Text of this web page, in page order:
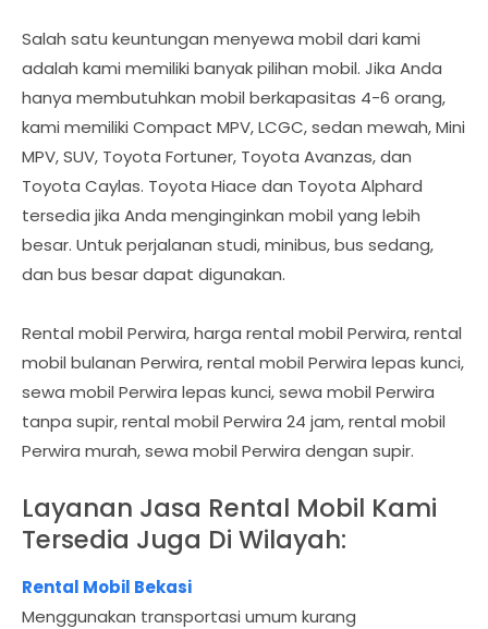
Salah satu keuntungan menyewa mobil dari kami
adalah kami memiliki banyak pilihan mobil. Jika Anda
hanya membutuhkan mobil berkapasitas 4-6 orang,
kami memiliki Compact MPV, LCGC, sedan mewah, Mini
MPV, SUV, Toyota Fortuner, Toyota Avanzas, dan
Toyota Caylas. Toyota Hiace dan Toyota Alphard
tersedia jika Anda menginginkan mobil yang lebih
besar. Untuk perjalanan studi, minibus, bus sedang,
dan bus besar dapat digunakan.
Rental mobil Perwira, harga rental mobil Perwira, rental
mobil bulanan Perwira, rental mobil Perwira lepas kunci,
sewa mobil Perwira lepas kunci, sewa mobil Perwira
tanpa supir, rental mobil Perwira 24 jam, rental mobil
Perwira murah, sewa mobil Perwira dengan supir.
Layanan Jasa Rental Mobil Kami
Tersedia Juga Di Wilayah:
Rental Mobil Bekasi
Menggunakan transportasi umum kurang